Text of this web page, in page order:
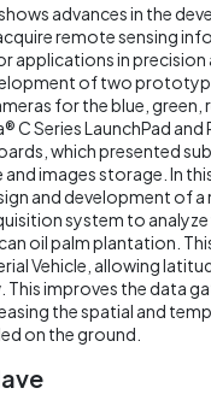
advances in the
remote sensing
applications in precision
of two
for the blue, green,
C Series LaunchPad and
which presented
images storage. In
and development of
system to analyze
oil palm plantation.
Vehicle, allowing
This improves the data
the spatial and
on the ground.